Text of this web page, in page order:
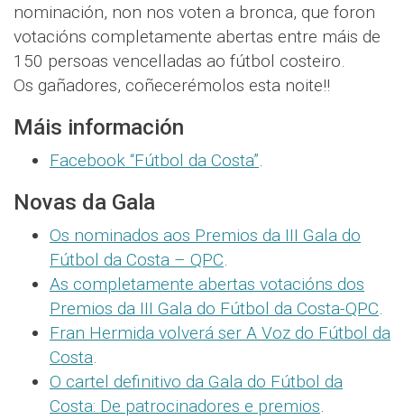
nominación, non nos voten a bronca, que foron
votacións completamente abertas entre máis de
150 persoas vencelladas ao fútbol costeiro.
Os gañadores, coñecerémolos esta noite!!
Máis información
Facebook “Fútbol da Costa”
Novas da Gala
Os nominados aos Premios da III Gala do
Fútbol da Costa – QPC
As completamente abertas votacións dos
Premios da III Gala do Fútbol da Costa-QPC
Fran Hermida volverá ser A Voz do Fútbol da
Costa
O cartel definitivo da Gala do Fútbol da
Costa: De patrocinadores e premios